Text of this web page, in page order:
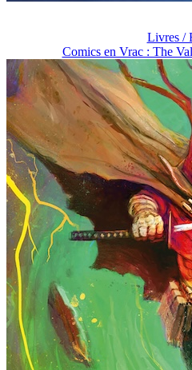
Livres /
Comics en Vrac : The